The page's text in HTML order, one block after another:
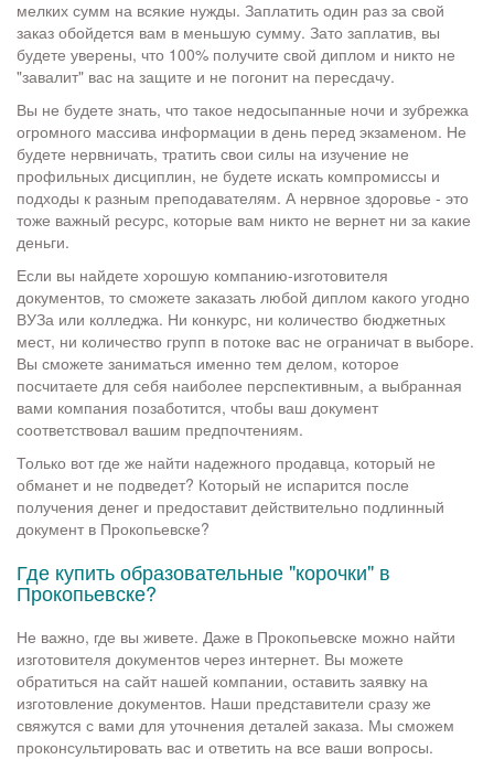
мелких сумм на всякие нужды. Заплатить один раз за свой
заказ обойдется вам в меньшую сумму. Зато заплатив, вы
будете уверены, что 100% получите свой диплом и никто не
"завалит" вас на защите и не погонит на пересдачу.
Вы не будете знать, что такое недосыпанные ночи и зубрежка
огромного массива информации в день перед экзаменом. Не
будете нервничать, тратить свои силы на изучение не
профильных дисциплин, не будете искать компромиссы и
подходы к разным преподавателям. А нервное здоровье - это
тоже важный ресурс, которые вам никто не вернет ни за какие
деньги.
Если вы найдете хорошую компанию-изготовителя
документов, то сможете заказать любой диплом какого угодно
ВУЗа или колледжа. Ни конкурс, ни количество бюджетных
мест, ни количество групп в потоке вас не ограничат в выборе.
Вы сможете заниматься именно тем делом, которое
посчитаете для себя наиболее перспективным, а выбранная
вами компания позаботится, чтобы ваш документ
соответствовал вашим предпочтениям.
Только вот где же найти надежного продавца, который не
обманет и не подведет? Который не испарится после
получения денег и предоставит действительно подлинный
документ в Прокопьевске?
Где купить образовательные "корочки" в
Прокопьевске?
Не важно, где вы живете. Даже в Прокопьевске можно найти
изготовителя документов через интернет. Вы можете
обратиться на сайт нашей компании, оставить заявку на
изготовление документов. Наши представители сразу же
свяжутся с вами для уточнения деталей заказа. Мы сможем
проконсультировать вас и ответить на все ваши вопросы.